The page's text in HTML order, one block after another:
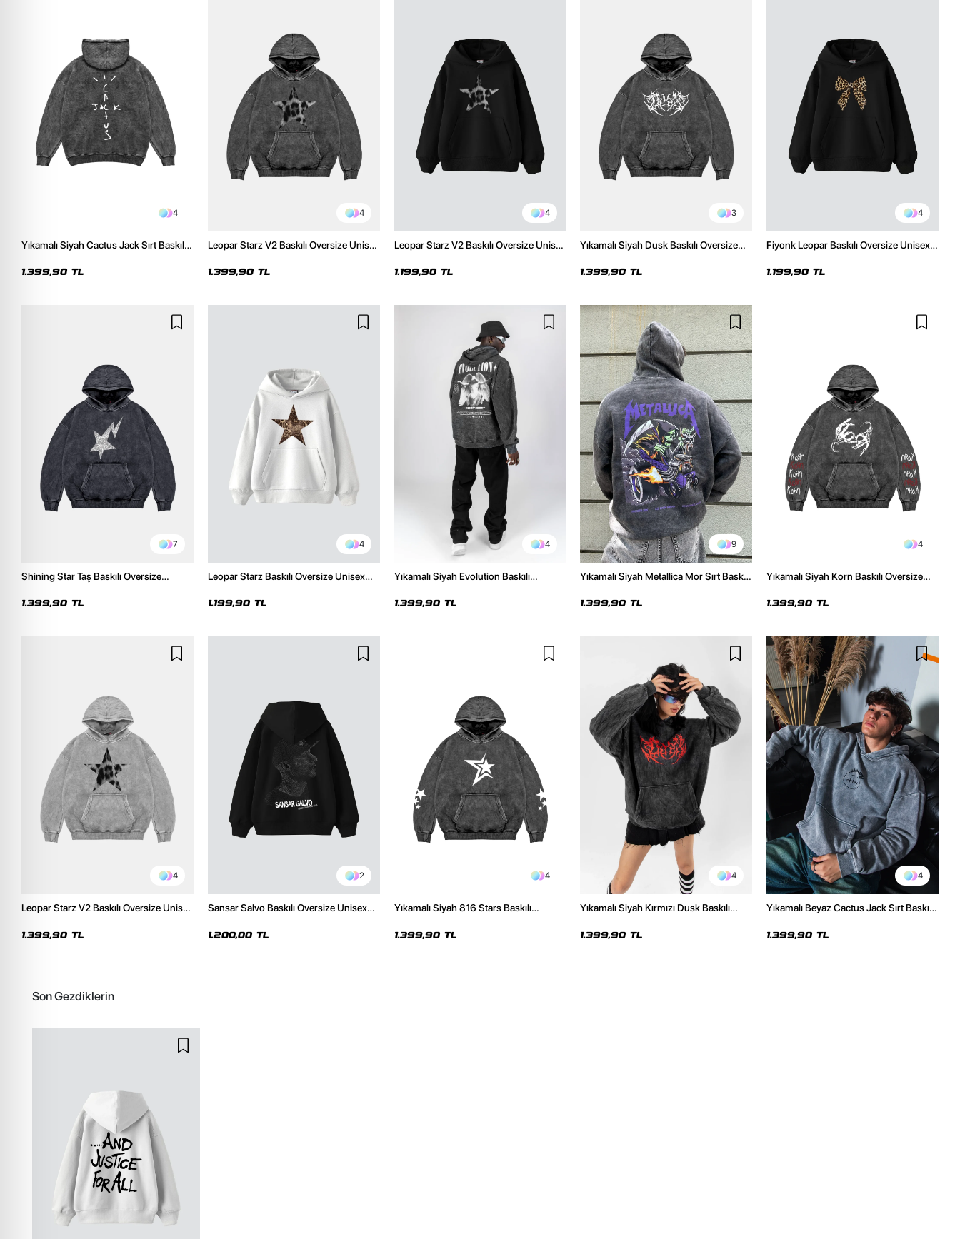
4
Yıkamalı Siyah Cactus Jack Sırt Baskılı
1.399,90 TL
4
Leopar Starz V2 Baskılı Oversize Unisex
1.399,90 TL
4
Leopar Starz V2 Baskılı Oversize Unisex
1.199,90 TL
3
Yıkamalı Siyah Dusk Baskılı Oversize
1.399,90 TL
4
Fiyonk Leopar Baskılı Oversize Unisex
1.199,90 TL
7
Shining Star Taş Baskılı Oversize
1.399,90 TL
4
Leopar Starz Baskılı Oversize Unisex
1.199,90 TL
4
Yıkamalı Siyah Evolution Baskılı
1.399,90 TL
9
Yıkamalı Siyah Metallica Mor Sırt Baskılı
1.399,90 TL
4
Yıkamalı Siyah Korn Baskılı Oversize
1.399,90 TL
4
Leopar Starz V2 Baskılı Oversize Unisex
1.399,90 TL
2
Sansar Salvo Baskılı Oversize Unisex
1.200,00 TL
4
Yıkamalı Siyah 816 Stars Baskılı
1.399,90 TL
4
Yıkamalı Siyah Kırmızı Dusk Baskılı
1.399,90 TL
4
Yıkamalı Beyaz Cactus Jack Sırt Baskılı
1.399,90 TL
Son Gezdiklerin